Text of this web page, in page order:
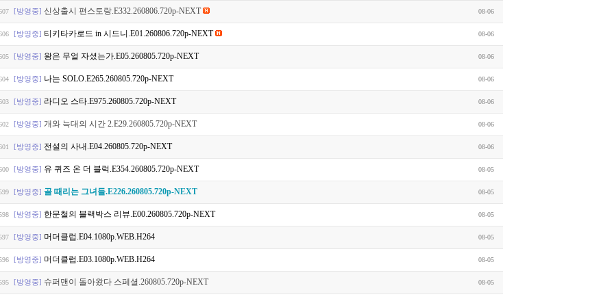
[방영중] 신상출시 편스토랑.E332.260806.720p-NEXT 08-06
[방영중] 티키타카로드 in 시드니.E01.260806.720p-NEXT 08-06
[방영중] 왕은 무얼 자셨는가.E05.260805.720p-NEXT 08-06
[방영중] 나는 SOLO.E265.260805.720p-NEXT 08-06
[방영중] 라디오 스타.E975.260805.720p-NEXT 08-06
[방영중] 개와 늑대의 시간 2.E29.260805.720p-NEXT 08-06
[방영중] 전설의 사내.E04.260805.720p-NEXT 08-06
[방영중] 유 퀴즈 온 더 블럭.E354.260805.720p-NEXT 08-05
[방영중] 골 때리는 그녀들.E226.260805.720p-NEXT 08-05
[방영중] 한문철의 블랙박스 리뷰.E00.260805.720p-NEXT 08-05
[방영중] 머더클럽.E04.1080p.WEB.H264 08-05
[방영중] 머더클럽.E03.1080p.WEB.H264 08-05
[방영중] 슈퍼맨이 돌아왔다 스페셜.260805.720p-NEXT 08-05